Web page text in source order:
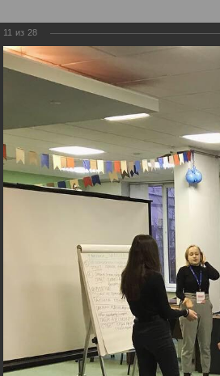
Направления работы
проект Таганского
начал свою работу 1 декабря
при активном участии ФГБОУ
11 из 28